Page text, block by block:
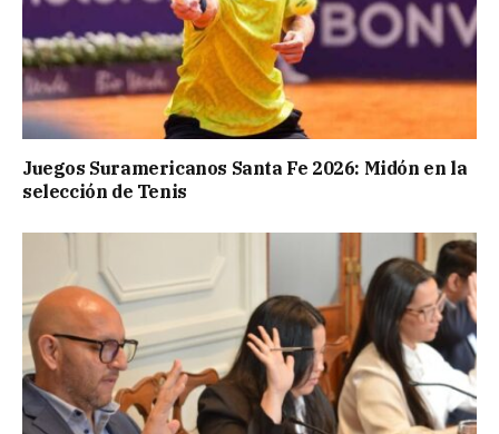
Juegos Suramericanos Santa Fe 2026: Midón en la
selección de Tenis